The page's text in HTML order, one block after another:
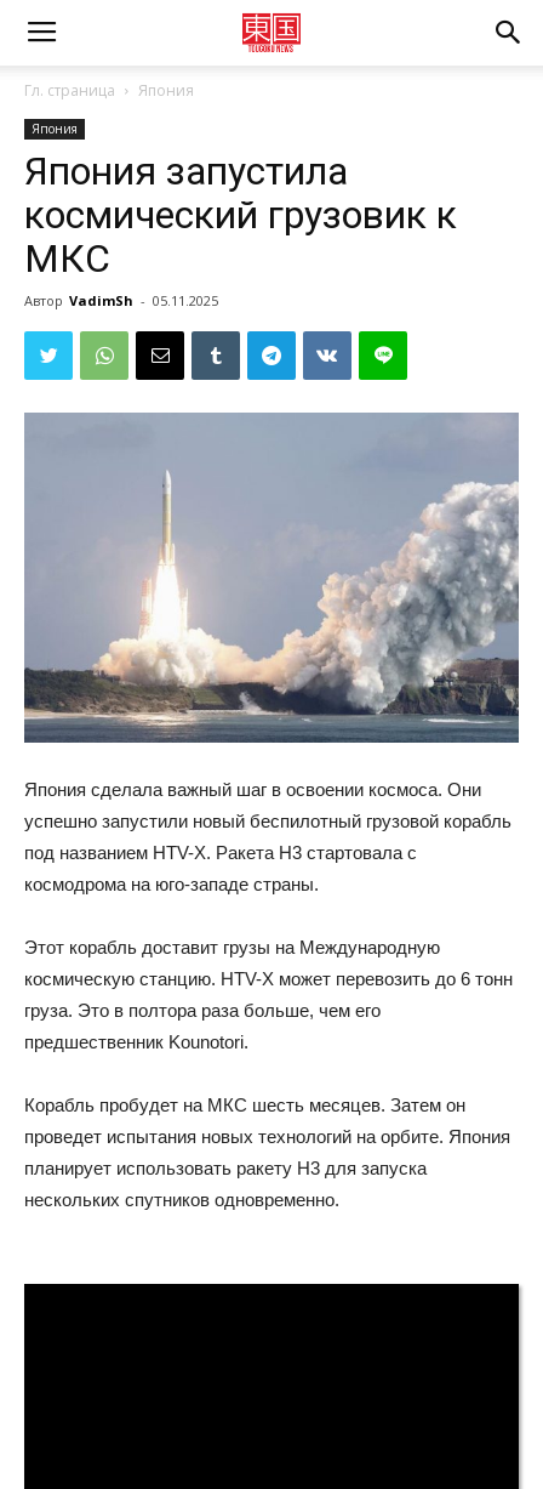
Гл. страница Япония
Япония
Япония запустила
космический грузовик к
МКС
Автор VadimSh - 05.11.2025
Япония сделала важный шаг в освоении космоса. Они
успешно запустили новый беспилотный грузовой корабль
под названием HTV-X. Ракета H3 стартовала с
космодрома на юго-западе страны.
Этот корабль доставит грузы на Международную
космическую станцию. HTV-X может перевозить до 6 тонн
груза. Это в полтора раза больше, чем его
предшественник Kounotori.
Корабль пробудет на МКС шесть месяцев. Затем он
проведет испытания новых технологий на орбите. Япония
планирует использовать ракету H3 для запуска
нескольких спутников одновременно.